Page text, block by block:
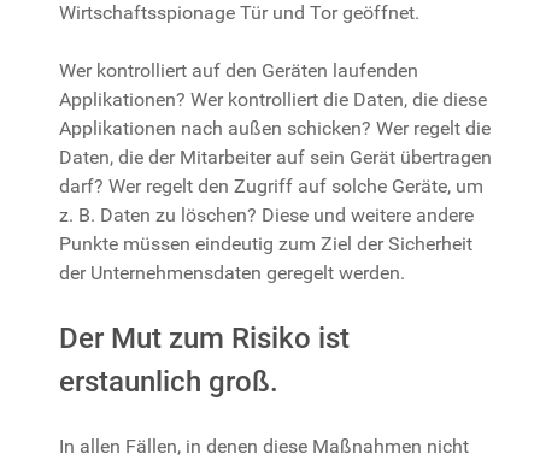
Wirtschaftsspionage Tür und Tor geöffnet.
Wer kontrolliert auf den Geräten laufenden
Applikationen? Wer kontrolliert die Daten, die diese
Applikationen nach außen schicken? Wer regelt die
Daten, die der Mitarbeiter auf sein Gerät übertragen
darf? Wer regelt den Zugriff auf solche Geräte, um
z. B. Daten zu löschen? Diese und weitere andere
Punkte müssen eindeutig zum Ziel der Sicherheit
der Unternehmensdaten geregelt werden.
Der Mut zum Risiko ist
erstaunlich groß.
In allen Fällen, in denen diese Maßnahmen nicht